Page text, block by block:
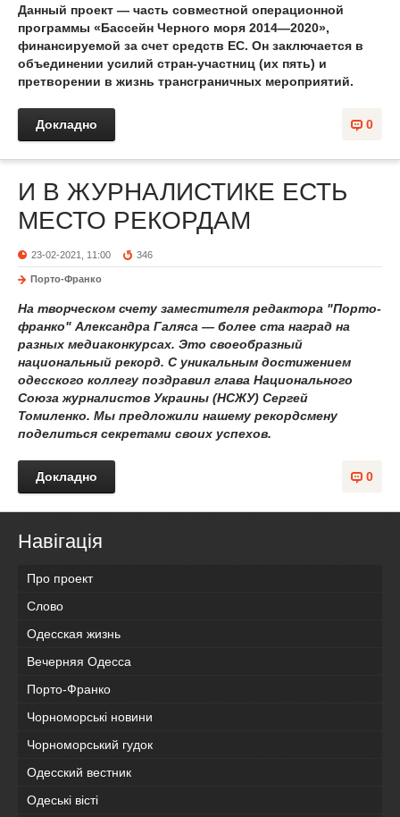
Данный проект — часть совместной операционной
программы «Бассейн Черного моря 2014—2020»,
финансируемой за счет средств ЕС. Он заключается в
объединении усилий стран-участниц (их пять) и
претворении в жизнь трансграничных мероприятий.
0
Докладно
И В ЖУРНАЛИСТИКЕ ЕСТЬ
МЕСТО РЕКОРДАМ
23-02-2021, 11:00 346
Порто-Франко
На творческом счету заместителя редактора "Порто-
франко" Александра Галяса — более ста наград на
разных медиаконкурсах. Это своеобразный
национальный рекорд. С уникальным достижением
одесского коллегу поздравил глава Национального
Союза журналистов Украины (НСЖУ) Сергей
Томиленко. Мы предложили нашему рекордсмену
поделиться секретами своих успехов.
0
Докладно
Навігація
Про проект
Слово
Одесская жизнь
Вечерняя Одесса
Порто-Франко
Чорноморські новини
Чорноморський гудок
Одесский вестник
Одеськi вiстi